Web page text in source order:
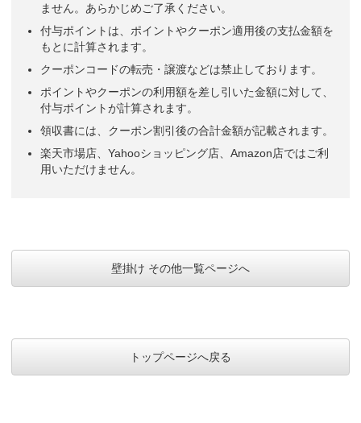
ません。あらかじめご了承ください。
付与ポイントは、ポイントやクーポン適用後の支払金額を
もとに計算されます。
クーポンコードの転売・譲渡などは禁止しております。
ポイントやクーポンの利用額を差し引いた金額に対して、
付与ポイントが計算されます。
領収書には、クーポン割引後の合計金額が記載されます。
楽天市場店、Yahooショッピング店、Amazon店ではご利
用いただけません。
壁掛け その他一覧ページへ
トップページへ戻る